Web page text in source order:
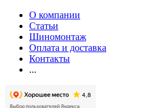
О компании
Статьи
Шиномонтаж
Оплата и доставка
Контакты
...